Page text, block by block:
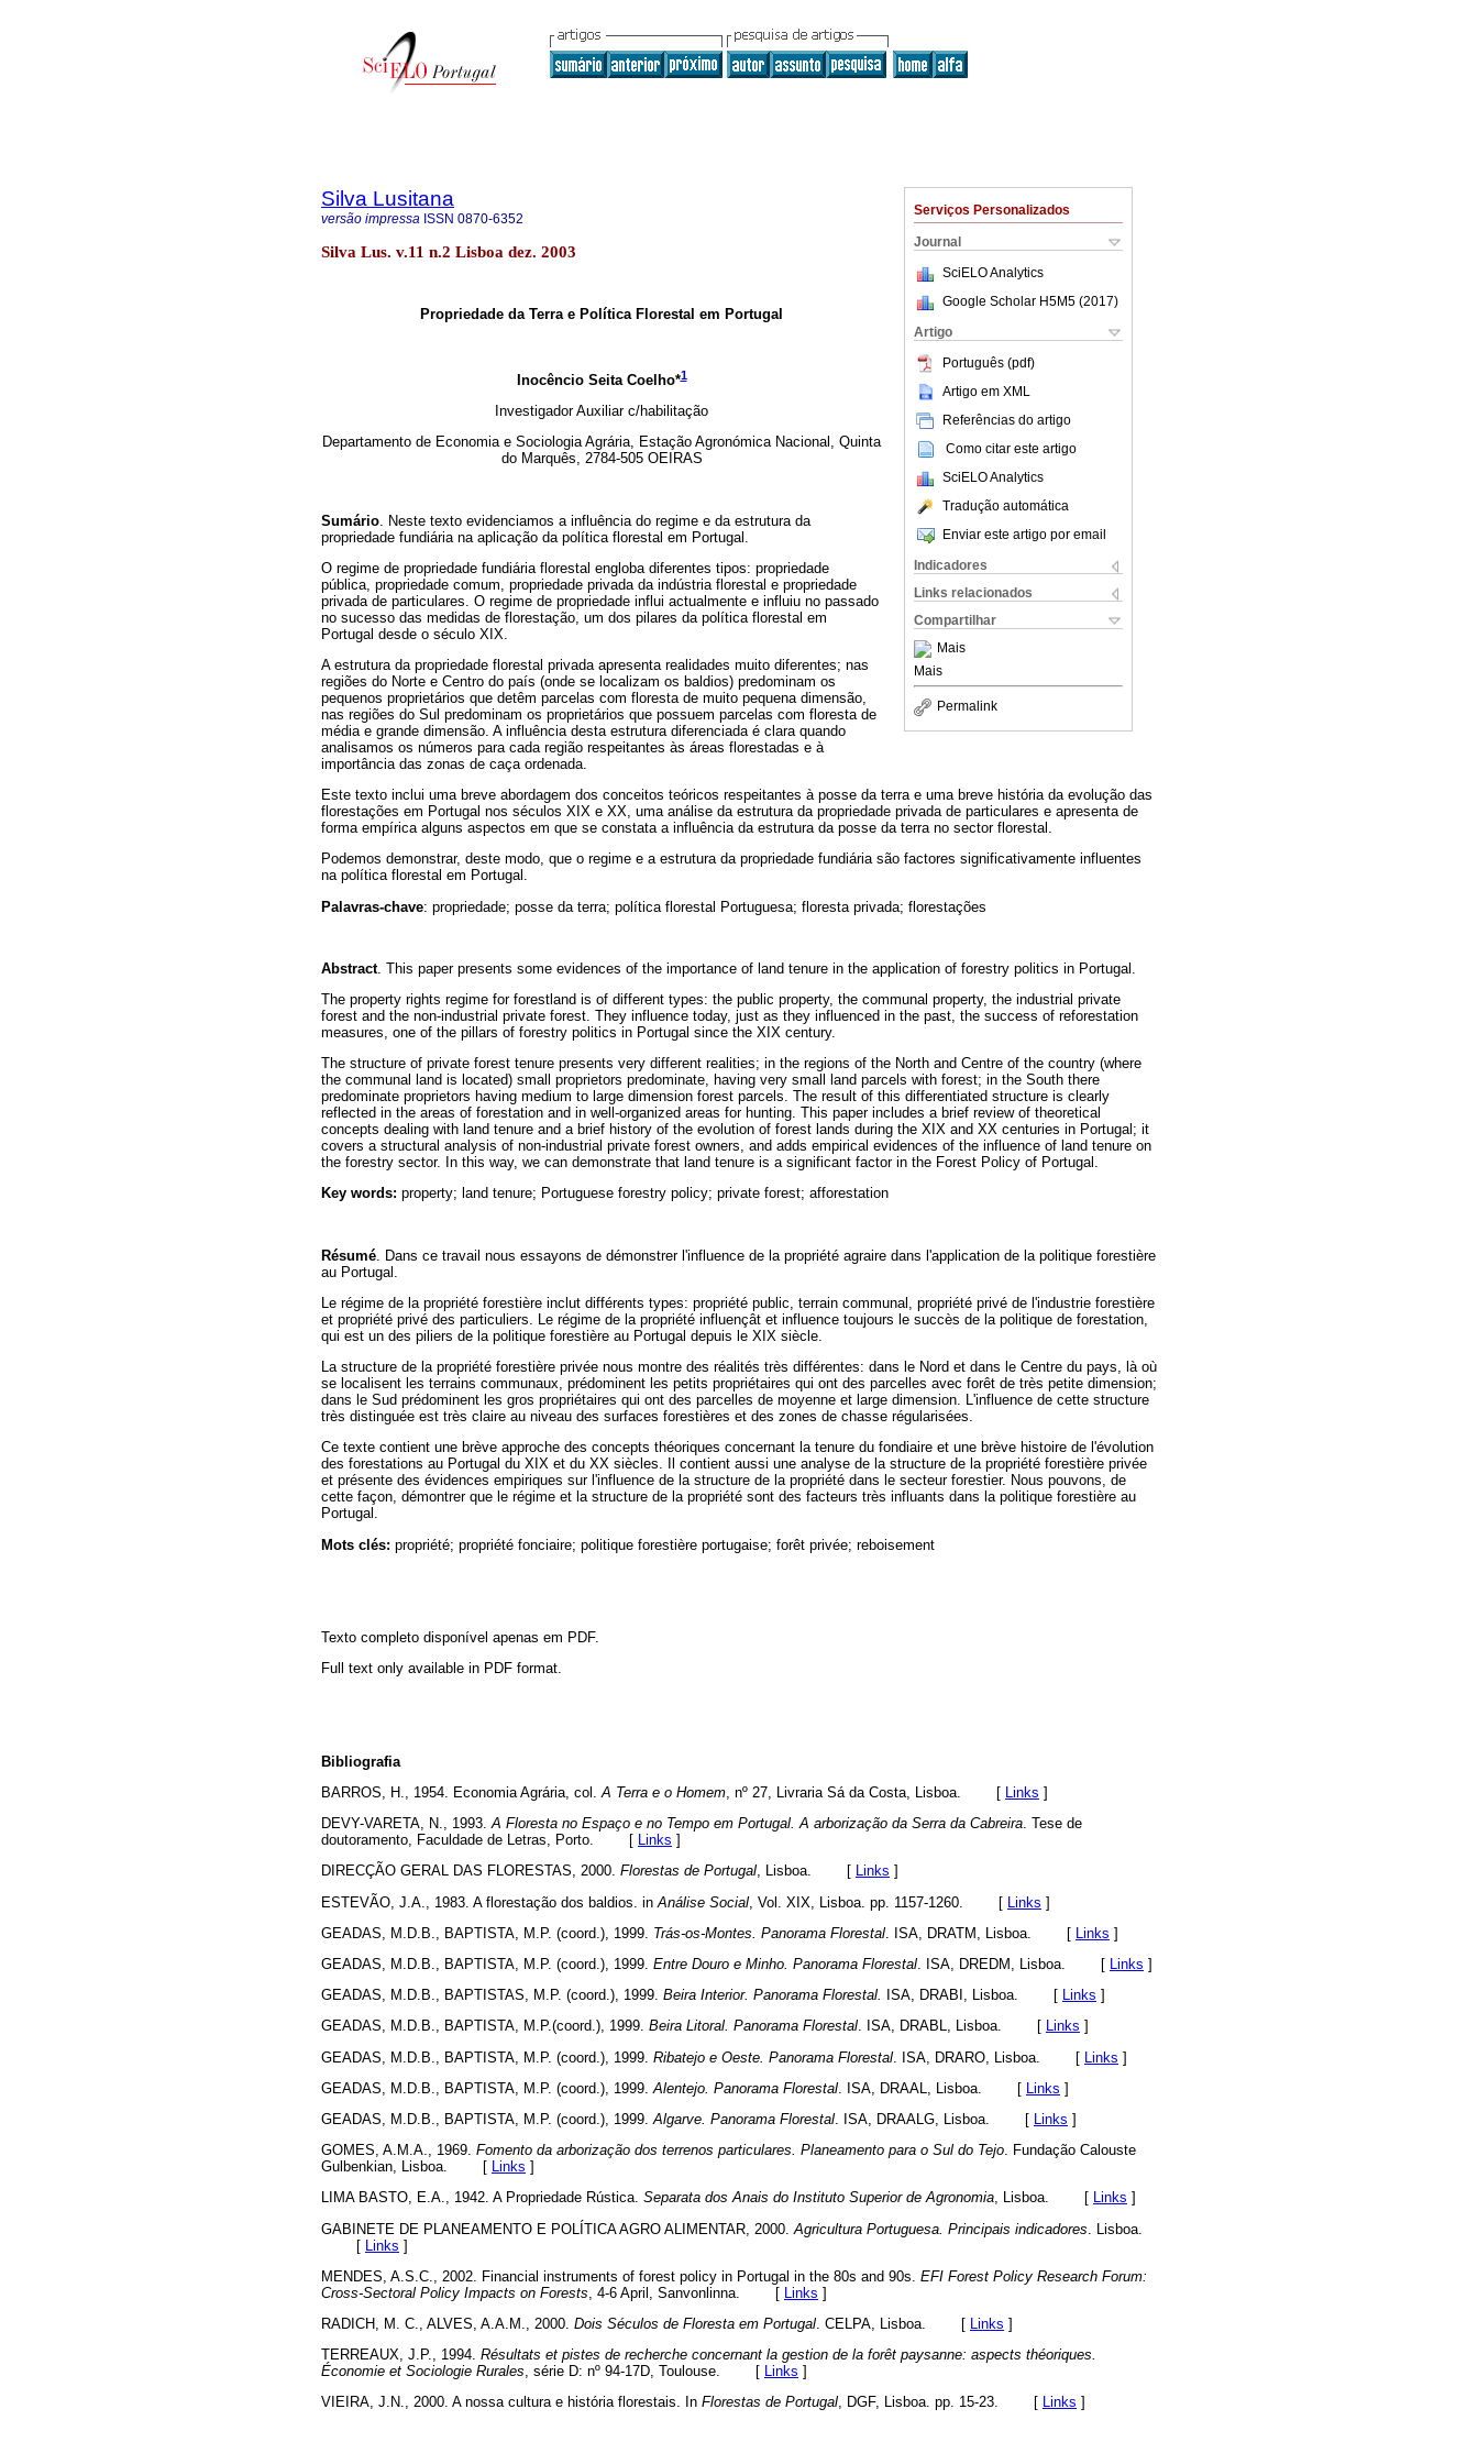
Serviços Personalizados
Journal
SciELO Analytics
Google Scholar H5M5 (2017)
Artigo
Português (pdf)
Artigo em XML
Referências do artigo
Como citar este artigo
SciELO Analytics
Tradução automática
Enviar este artigo por email
Indicadores
Links relacionados
Compartilhar
Mais
Mais
Permalink
Silva Lusitana
versão impressa ISSN 0870-6352
Silva Lus. v.11 n.2 Lisboa dez. 2003
Propriedade da Terra e Política Florestal em Portugal
Inocêncio Seita Coelho*1
Investigador Auxiliar c/habilitação
Departamento de Economia e Sociologia Agrária, Estação Agronómica Nacional, Quinta
do Marquês, 2784-505 OEIRAS
Sumário . Neste texto evidenciamos a influência do regime e da estrutura da
propriedade fundiária na aplicação da política florestal em Portugal.
O regime de propriedade fundiária florestal engloba diferentes tipos: propriedade
pública, propriedade comum, propriedade privada da indústria florestal e propriedade
privada de particulares. O regime de propriedade influi actualmente e influiu no passado
no sucesso das medidas de florestação, um dos pilares da política florestal em
Portugal desde o século XIX.
A estrutura da propriedade florestal privada apresenta realidades muito diferentes; nas
regiões do Norte e Centro do país (onde se localizam os baldios) predominam os
pequenos proprietários que detêm parcelas com floresta de muito pequena dimensão,
nas regiões do Sul predominam os proprietários que possuem parcelas com floresta de
média e grande dimensão. A influência desta estrutura diferenciada é clara quando
analisamos os números para cada região respeitantes às áreas florestadas e à
importância das zonas de caça ordenada.
Este texto inclui uma breve abordagem dos conceitos teóricos respeitantes à posse da terra e uma breve história da evolução das
florestações em Portugal nos séculos XIX e XX, uma análise da estrutura da propriedade privada de particulares e apresenta de
forma empírica alguns aspectos em que se constata a influência da estrutura da posse da terra no sector florestal.
Podemos demonstrar, deste modo, que o regime e a estrutura da propriedade fundiária são factores significativamente influentes
na política florestal em Portugal.
Palavras-chave: propriedade; posse da terra; política florestal Portuguesa; floresta privada; florestações
Abstract. This paper presents some evidences of the importance of land tenure in the application of forestry politics in Portugal.
The property rights regime for forestland is of different types: the public property, the communal property, the industrial private
forest and the non-industrial private forest. They influence today, just as they influenced in the past, the success of reforestation
measures, one of the pillars of forestry politics in Portugal since the XIX century.
The structure of private forest tenure presents very different realities; in the regions of the North and Centre of the country (where
the communal land is located) small proprietors predominate, having very small land parcels with forest; in the South there
predominate proprietors having medium to large dimension forest parcels. The result of this differentiated structure is clearly
reflected in the areas of forestation and in well-organized areas for hunting. This paper includes a brief review of theoretical
concepts dealing with land tenure and a brief history of the evolution of forest lands during the XIX and XX centuries in Portugal; it
covers a structural analysis of non-industrial private forest owners, and adds empirical evidences of the influence of land tenure on
the forestry sector. In this way, we can demonstrate that land tenure is a significant factor in the Forest Policy of Portugal.
Key words: property; land tenure; Portuguese forestry policy; private forest; afforestation
Résumé . Dans ce travail nous essayons de démonstrer l'influence de la propriété agraire dans l'application de la politique forestière
au Portugal.
Le régime de la propriété forestière inclut différents types: propriété public, terrain communal, propriété privé de l'industrie forestière
et propriété privé des particuliers. Le régime de la propriété influençât et influence toujours le succès de la politique de forestation,
qui est un des piliers de la politique forestière au Portugal depuis le XIX siècle.
La structure de la propriété forestière privée nous montre des réalités très différentes: dans le Nord et dans le Centre du pays, là où
se localisent les terrains communaux, prédominent les petits propriétaires qui ont des parcelles avec forêt de très petite dimension;
dans le Sud prédominent les gros propriétaires qui ont des parcelles de moyenne et large dimension. L'influence de cette structure
très distinguée est très claire au niveau des surfaces forestières et des zones de chasse régularisées.
Ce texte contient une brève approche des concepts théoriques concernant la tenure du fondiaire et une brève histoire de l'évolution
des forestations au Portugal du XIX et du XX siècles. Il contient aussi une analyse de la structure de la propriété forestière privée
et présente des évidences empiriques sur l'influence de la structure de la propriété dans le secteur forestier. Nous pouvons, de
cette façon, démontrer que le régime et la structure de la propriété sont des facteurs très influants dans la politique forestière au
Portugal.
Mots clés: propriété; propriété fonciaire; politique forestière portugaise; forêt privée; reboisement
Texto completo disponível apenas em PDF.
Full text only available in PDF format.
Bibliografia
BARROS, H., 1954. Economia Agrária, col.A Terra e o Homem, nº 27, Livraria Sá da Costa, Lisboa. [ Links ]
DEVY-VARETA, N., 1993.A Floresta no Espaço e no Tempo em Portugal. A arborização da Serra da Cabreira. Tese de
doutoramento, Faculdade de Letras, Porto. [ Links ]
DIRECÇÃO GERAL DAS FLORESTAS, 2000. Florestas de Portugal, Lisboa. [ Links ]
ESTEVÃO, J.A., 1983. A florestação dos baldios. in Análise Social , Vol. XIX, Lisboa. pp. 1157-1260. [ Links ]
GEADAS, M.D.B., BAPTISTA, M.P. (coord.), 1999. Trás-os-Montes. Panorama Florestal . ISA, DRATM, Lisboa. [ Links ]
GEADAS, M.D.B., BAPTISTA, M.P. (coord.), 1999. Entre Douro e Minho. Panorama Florestal. ISA, DREDM, Lisboa. [ Links ]
GEADAS, M.D.B., BAPTISTAS, M.P. (coord.), 1999. Beira Interior. Panorama Florestal. ISA, DRABI, Lisboa. [ Links ]
GEADAS, M.D.B., BAPTISTA, M.P.(coord.), 1999. Beira Litoral. Panorama Florestal. ISA, DRABL, Lisboa. [ Links ]
GEADAS, M.D.B., BAPTISTA, M.P. (coord.), 1999. Ribatejo e Oeste. Panorama Florestal . ISA, DRARO, Lisboa. [ Links ]
GEADAS, M.D.B., BAPTISTA, M.P. (coord.), 1999. Alentejo. Panorama Florestal . ISA, DRAAL, Lisboa. [ Links ]
GEADAS, M.D.B., BAPTISTA, M.P. (coord.), 1999. Algarve. Panorama Florestal . ISA, DRAALG, Lisboa. [ Links ]
GOMES, A.M.A., 1969. Fomento da arborização dos terrenos particulares. Planeamento para o Sul do Tejo. Fundação Calouste
Gulbenkian, Lisboa. [ Links ]
LIMA BASTO, E.A., 1942. A Propriedade Rústica. Separata dos Anais do Instituto Superior de Agronomia, Lisboa. [ Links ]
GABINETE DE PLANEAMENTO E POLÍTICA AGRO ALIMENTAR, 2000. Agricultura Portuguesa. Principais indicadores . Lisboa.
[ Links ]
MENDES, A.S.C., 2002. Financial instruments of forest policy in Portugal in the 80s and 90s. EFI Forest Policy Research Forum:
Cross-Sectoral Policy Impacts on Forests , 4-6 April, Sanvonlinna. [ Links ]
RADICH, M. C., ALVES, A.A.M., 2000. Dois Séculos de Floresta em Portugal . CELPA, Lisboa. [ Links ]
TERREAUX, J.P., 1994. Résultats et pistes de recherche concernant la gestion de la forêt paysanne: aspects théoriques.
Économie et Sociologie Rurales, série D: nº 94-17D, Toulouse. [ Links ]
VIEIRA, J.N., 2000. A nossa cultura e história florestais. In Florestas de Portugal, DGF, Lisboa. pp. 15-23. [ Links ]